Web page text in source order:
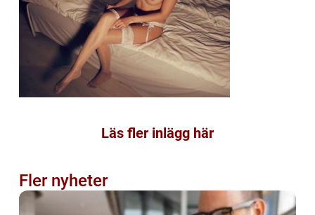
Läs fler inlägg här
Fler nyheter